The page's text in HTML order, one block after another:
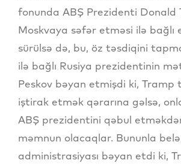
fonunda ABŞ Prezidenti Donald
Moskvaya səfər etməsi ilə bağlı
sürülsə də, bu, öz təsdiqini
ilə bağlı Rusiya prezidentinin
Peskov bəyan etmişdi ki, Tramp
iştirak etmək qərarına gəlsə,
ABŞ prezidentini qəbul
məmnun olacaqlar. Bununla
administrasiyası bəyan etdi ki,